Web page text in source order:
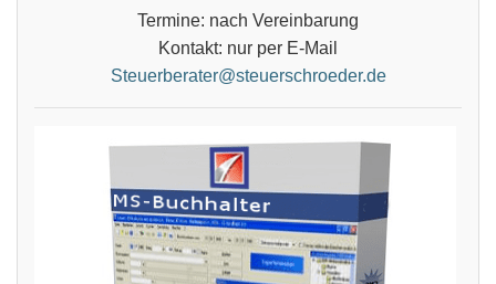
Termine: nach Vereinbarung
Kontakt: nur per E-Mail
Steuerberater@steuerschroeder.de